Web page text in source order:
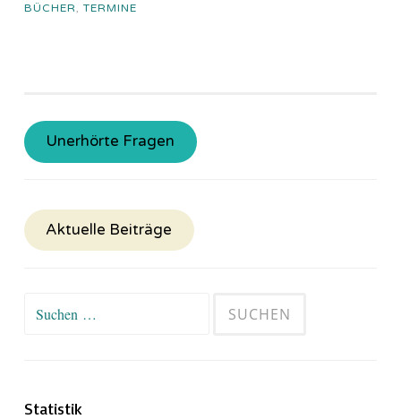
BÜCHER, TERMINE
Unerhörte Fragen
Aktuelle Beiträge
Suchen
Statistik